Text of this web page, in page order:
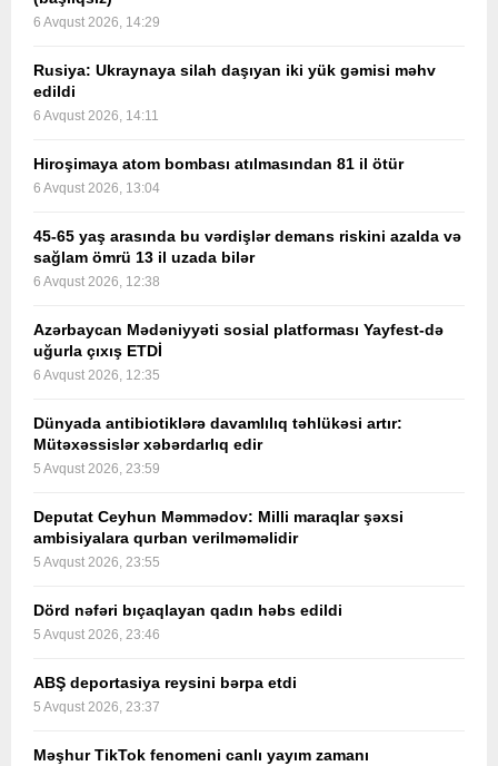
6 Avqust 2026, 14:29
Rusiya: Ukraynaya silah daşıyan iki yük gəmisi məhv
edildi
6 Avqust 2026, 14:11
Hiroşimaya atom bombası atılmasından 81 il ötür
6 Avqust 2026, 13:04
45-65 yaş arasında bu vərdişlər demans riskini azalda və
sağlam ömrü 13 il uzada bilər
6 Avqust 2026, 12:38
Azərbaycan Mədəniyyəti sosial platforması Yayfest-də
uğurla çıxış ETDİ
6 Avqust 2026, 12:35
Dünyada antibiotiklərə davamlılıq təhlükəsi artır:
Mütəxəssislər xəbərdarlıq edir
5 Avqust 2026, 23:59
Deputat Ceyhun Məmmədov: Milli maraqlar şəxsi
ambisiyalara qurban verilməməlidir
5 Avqust 2026, 23:55
Dörd nəfəri bıçaqlayan qadın həbs edildi
5 Avqust 2026, 23:46
ABŞ deportasiya reysini bərpa etdi
5 Avqust 2026, 23:37
Məşhur TikTok fenomeni canlı yayım zamanı